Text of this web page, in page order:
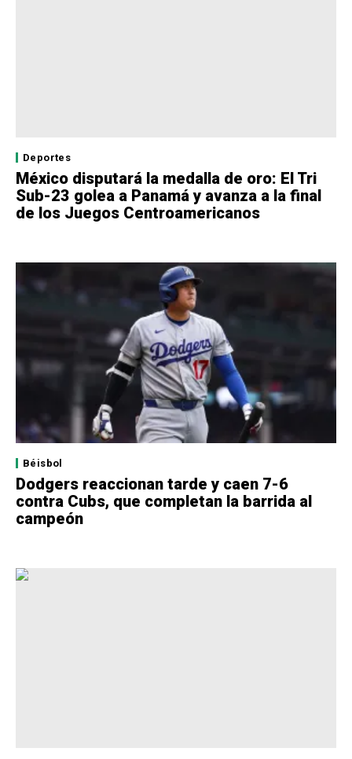
Deportes
México disputará la medalla de oro: El Tri
Sub-23 golea a Panamá y avanza a la final
de los Juegos Centroamericanos
Béisbol
Dodgers reaccionan tarde y caen 7-6
contra Cubs, que completan la barrida al
campeón